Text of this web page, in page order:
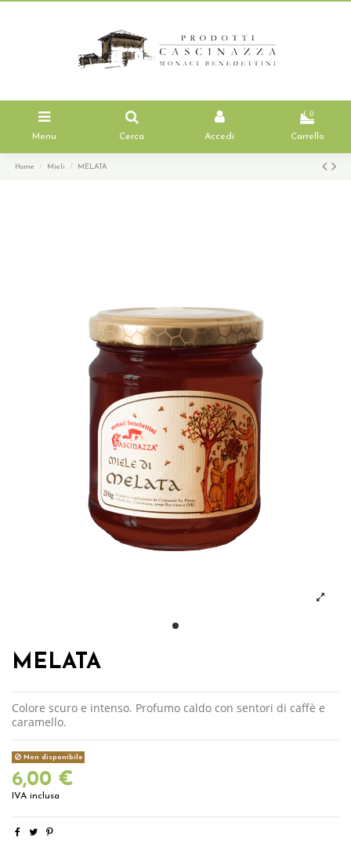
Menu Cerca Accedi
0
Carrello
Home Mieli MELATA
MELATA
Colore scuro e intenso. Profumo caldo con sentori di caffè e
caramello.
Non disponibile
6,00 €
IVA inclusa